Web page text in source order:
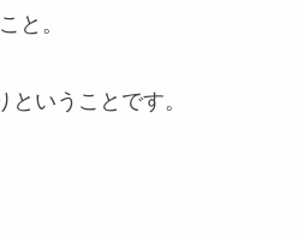
と。
いうことです。